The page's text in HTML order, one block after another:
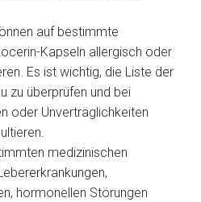
auf bestimmte
Kapseln allergisch oder
Es ist wichtig, die Liste der
zu überprüfen und bei
oder Unverträglichkeiten
medizinischen
hormonellen Störungen